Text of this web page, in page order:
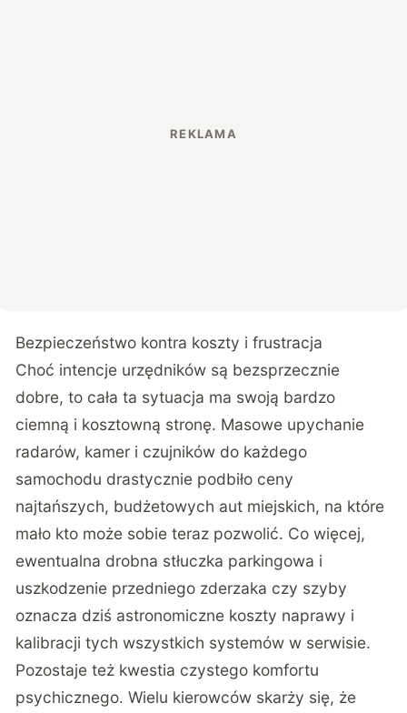
Bezpieczeństwo kontra koszty i frustracja
Choć intencje urzędników są bezsprzecznie
dobre, to cała ta sytuacja ma swoją bardzo
ciemną i kosztowną stronę. Masowe upychanie
radarów, kamer i czujników do każdego
samochodu drastycznie podbiło ceny
najtańszych, budżetowych aut miejskich, na które
mało kto może sobie teraz pozwolić. Co więcej,
ewentualna drobna stłuczka parkingowa i
uszkodzenie przedniego zderzaka czy szyby
oznacza dziś astronomiczne koszty naprawy i
kalibracji tych wszystkich systemów w serwisie.
Pozostaje też kwestia czystego komfortu
psychicznego. Wielu kierowców skarży się, że